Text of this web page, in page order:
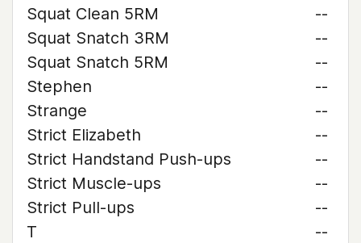
Squat Clean 5RM
--
Squat Snatch 3RM
--
Squat Snatch 5RM
--
Stephen
--
Strange
--
Strict Elizabeth
--
Strict Handstand Push-ups
--
Strict Muscle-ups
--
Strict Pull-ups
--
T
--